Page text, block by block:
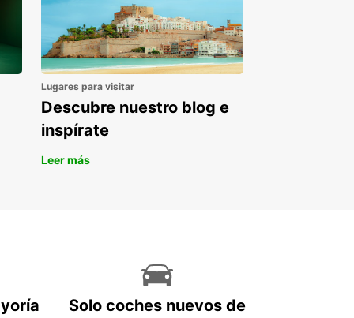
Lugares para visitar
Descubre nuestro blog e
inspírate
Leer más
Solo coches nuevos de